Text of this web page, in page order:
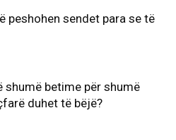
peshohen sendet para se të
shumë betime për shumë
duhet të bëjë?